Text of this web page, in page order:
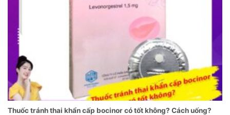
Thuốc tránh thai khẩn cấp bocinor có tốt không? Cách uống?